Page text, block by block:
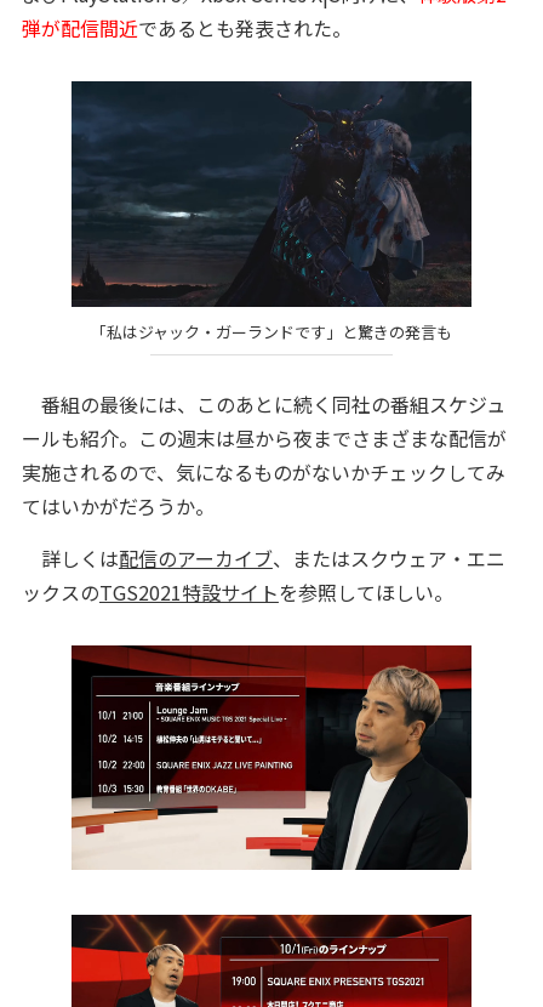
弾が配信間近であるとも発表された。
「私はジャック・ガーランドです」と驚きの発言も
番組の最後には、このあとに続く同社の番組スケジュ
ールも紹介。この週末は昼から夜までさまざまな配信が
実施されるので、気になるものがないかチェックしてみ
てはいかがだろうか。
詳しくは配信のアーカイブ、またはスクウェア・エニ
ックスのTGS2021特設サイトを参照してほしい。